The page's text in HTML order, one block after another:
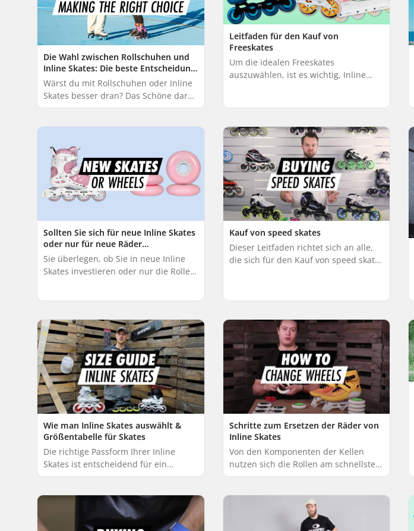
Die Wahl zwischen Rollschuhen und
Inline Skates: Die beste Entscheidung
treffen
Wärst du mit Rollschuhen oder Inline
Skates besser dran? Das Schöne daran
ist, dass keine der beiden Optionen
Leitfaden für den Kauf von
Freeskates
Um die idealen Freeskates
auszuwählen, ist es wichtig, Inline
Sollten Sie sich für neue Inline Skates
oder nur für neue Räder
entscheiden?
Sie überlegen, ob Sie in neue Inline
Skates investieren oder nur die Rollen
Kauf von speed skates
Dieser Leitfaden richtet sich an alle,
die sich für den Kauf von speed skates
Wie man Inline Skates auswählt &
Größentabelle für Skates
Die richtige Passform Ihrer Inline
Skates ist entscheidend für ein
komfortables Skating-Erlebnis. Wir von
Leitfaden erstel...
Schritte zum Ersetzen der Räder von
Inline Skates
Von den Komponenten der Kellen
nutzen sich die Rollen am schnellsten
ab. Wenn Sie sie austauschen, fühlen